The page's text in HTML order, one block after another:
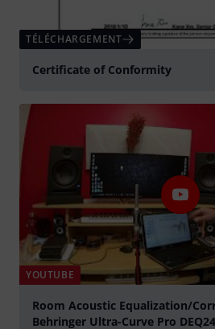
TÉLÉCHARGEMENT
Certificate of Conformity
YOUTUBE
Room Acoustic Equalization/
Behringer Ultra-Curve Pro